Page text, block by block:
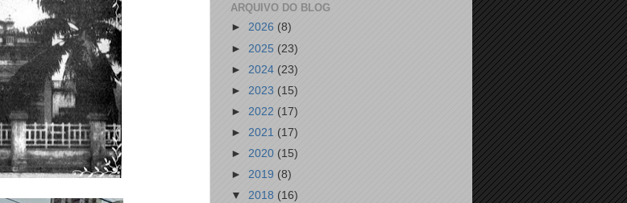
ARQUIVO DO BLOG
► 2026 (8)
► 2025 (23)
► 2024 (23)
► 2023 (15)
► 2022 (17)
► 2021 (17)
► 2020 (15)
► 2019 (8)
▼ 2018 (16)